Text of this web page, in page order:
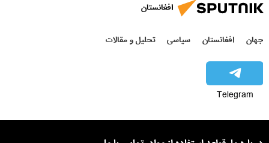
افغانستان
جهان افغانستان سیاسی تحلیل و مقالات
Telegram